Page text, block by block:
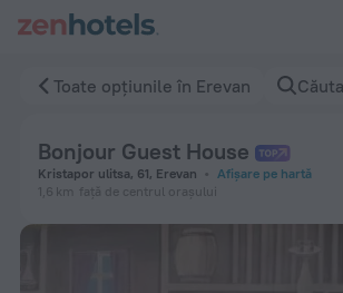
Toate opțiunile în Erevan
Bonjour Guest House
Kristapor ulitsa, 61, Erevan
Afișare pe hartă
1,6 km față de centrul orașului
Bonjour Guest House în Erevan —